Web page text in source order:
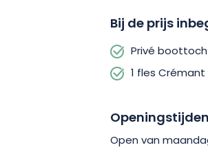
Bij de prijs
Privé
1 fles
Openingstijden
Open van